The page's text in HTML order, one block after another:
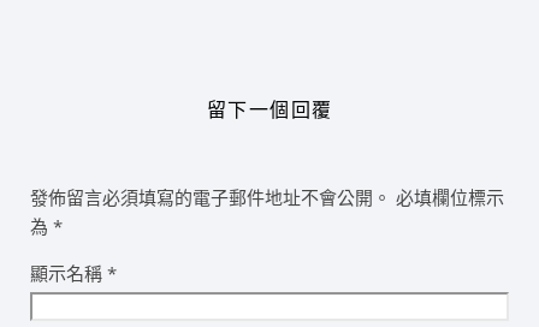
留下一個回覆
發佈留言必須填寫的電子郵件地址不會公開。 必填欄位標示
為 *
顯示名稱 *